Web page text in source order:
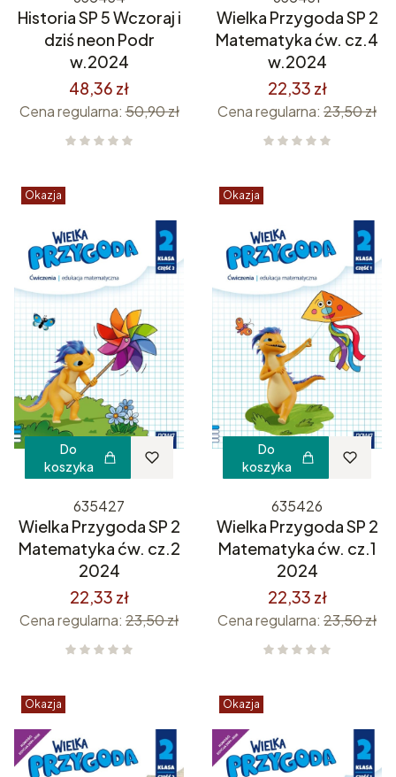
Historia SP 5 Wczoraj i
dziś neon Podr
w.2024
48,36 zł
Cena regularna: 50,90 zł
Wielka Przygoda SP 2
Matematyka ćw. cz.4
w.2024
22,33 zł
Cena regularna: 23,50 zł
Okazja
Do
koszyka
635427
Wielka Przygoda SP 2
Matematyka ćw. cz.2
2024
22,33 zł
Cena regularna: 23,50 zł
Okazja
Do
koszyka
635426
Wielka Przygoda SP 2
Matematyka ćw. cz.1
2024
22,33 zł
Cena regularna: 23,50 zł
Okazja Okazja